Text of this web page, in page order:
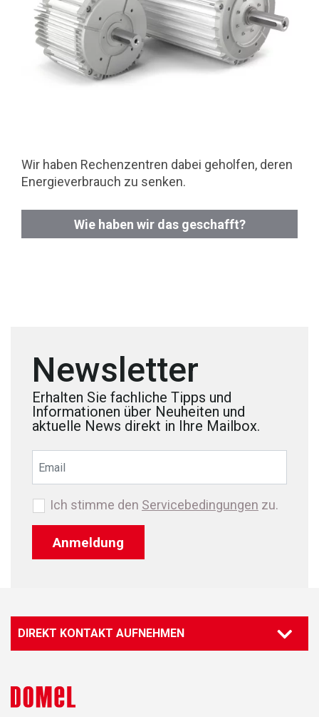
Wir haben Rechenzentren dabei geholfen, deren
Energieverbrauch zu senken.
Wie haben wir das geschafft?
Newsletter
Erhalten Sie fachliche Tipps und
Informationen über Neuheiten und
aktuelle News direkt in Ihre Mailbox.
Anmeldung
Ich stimme den Servicebedingungen zu.
DIREKT KONTAKT AUFNEHMEN